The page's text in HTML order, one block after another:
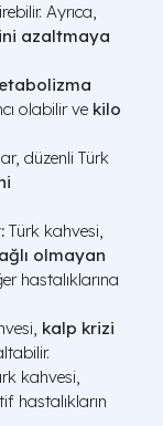
Ayrıca,
azaltmaya
olabilir ve kilo
düzenli Türk
Türk kahvesi,
olmayan
hastalıklarına
kalp krizi
kahvesi,
hastalıkların